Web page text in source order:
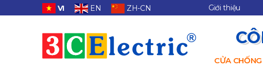
VI EN ZH-CN Giới thiệu
CỬA